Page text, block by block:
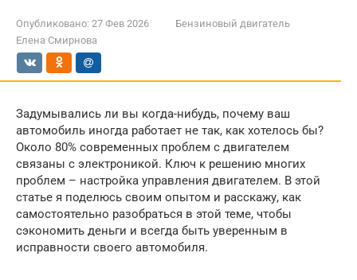
Опубликовано: 27 Фев 2026
Бензиновый двигатель
Елена Смирнова
Задумывались ли вы когда-нибудь, почему ваш
автомобиль иногда работает не так, как хотелось бы?
Около 80% современных проблем с двигателем
связаны с электроникой. Ключ к решению многих
проблем – настройка управления двигателем. В этой
статье я поделюсь своим опытом и расскажу, как
самостоятельно разобраться в этой теме, чтобы
сэкономить деньги и всегда быть уверенным в
исправности своего автомобиля.